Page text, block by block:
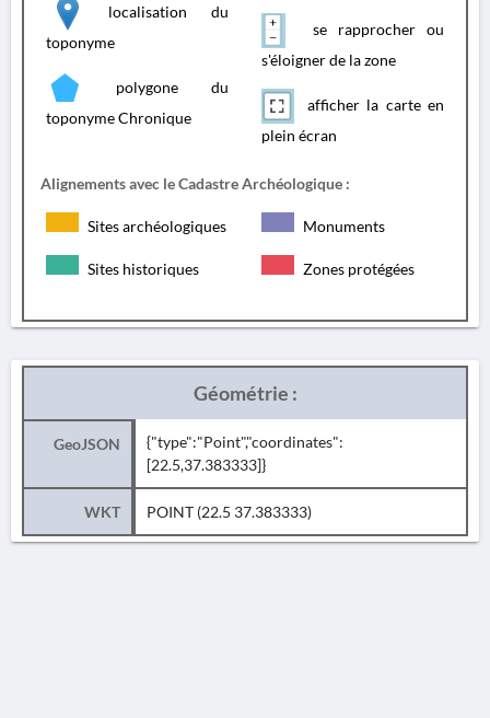
localisation du
toponyme
polygone du
toponyme Chronique
se rapprocher ou
s'éloigner de la zone
afficher la carte en
plein écran
Alignements avec le Cadastre Archéologique :
Sites archéologiques Monuments
Sites historiques Zones protégées
Géométrie :
GeoJSON
{"type":"Point","coordinates":
[22.5,37.383333]}
WKT POINT (22.5 37.383333)